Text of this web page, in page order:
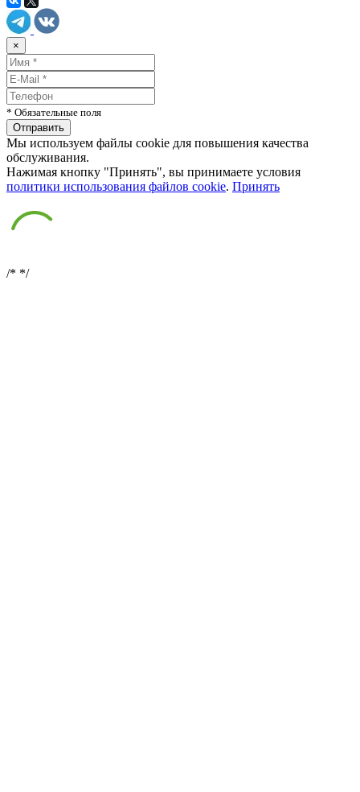
×
* Обязательные поля
Мы используем файлы cookie для повышения качества
обслуживания.
Нажимая кнопку "Принять", вы принимаете условия
политики использования файлов cookie. Принять
/* */